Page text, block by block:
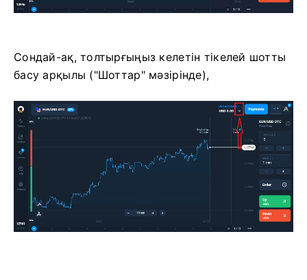
Сондай-ақ, толтырғыңыз келетін тікелей шотты